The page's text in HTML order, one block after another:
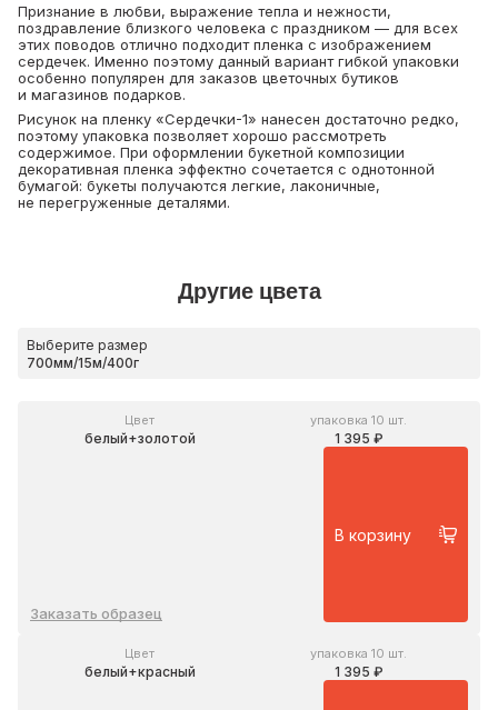
Признание в любви, выражение тепла и нежности,
поздравление близкого человека с праздником — для всех
этих поводов отлично подходит пленка с изображением
сердечек. Именно поэтому данный вариант гибкой упаковки
особенно популярен для заказов цветочных бутиков
и магазинов подарков.
Рисунок на пленку «Сердечки-1» нанесен достаточно редко,
поэтому упаковка позволяет хорошо рассмотреть
содержимое. При оформлении букетной композиции
декоративная пленка эффектно сочетается с однотонной
бумагой: букеты получаются легкие, лаконичные,
не перегруженные деталями.
Другие цвета
Выберите размер
Цвет
белый+золотой
упаковка 10 шт.
1 395 ₽
Заказать образец
В корзину
Цвет
белый+красный
упаковка 10 шт.
1 395 ₽